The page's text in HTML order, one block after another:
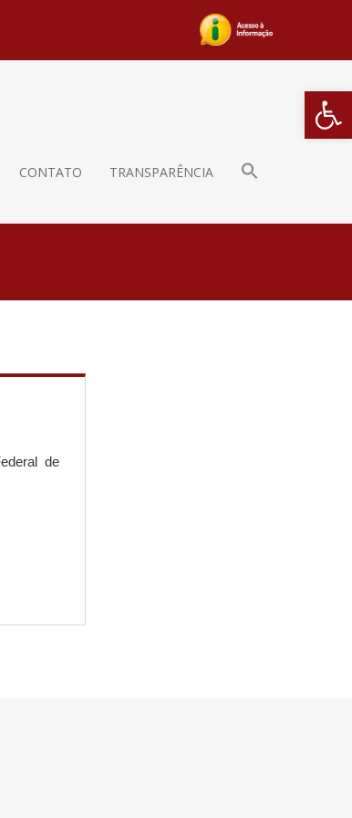
Barra de
CONTATO TRANSPARÊNCIA
de